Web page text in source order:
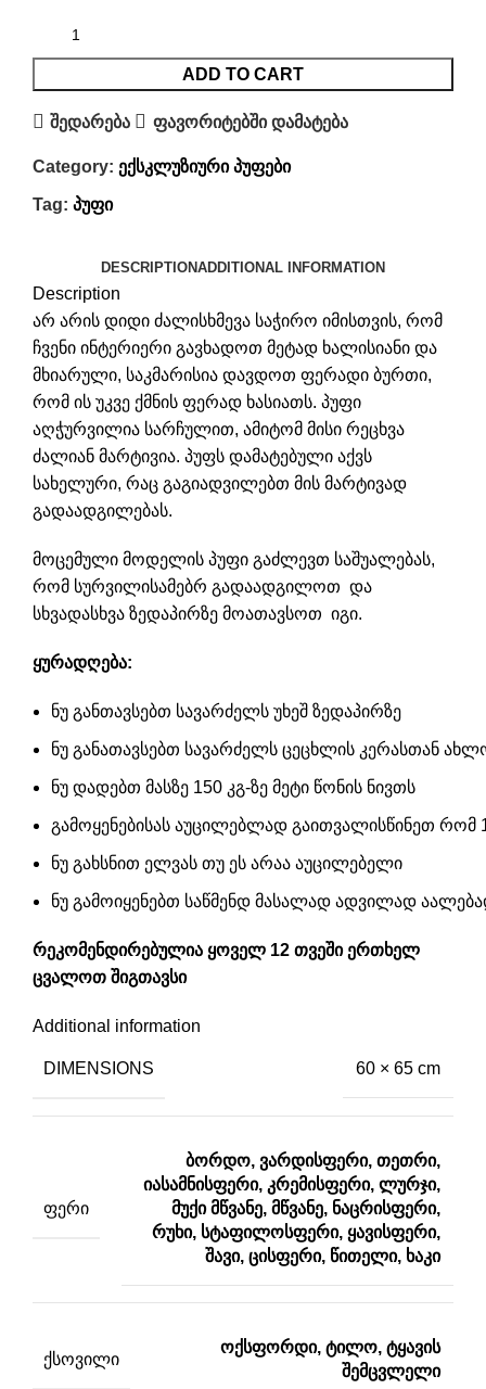
ADD TO CART
შედარება ფავორიტებში დამატება
Category: ექსკლუზიური პუფები
Tag: პუფი
DESCRIPTIONADDITIONAL INFORMATION
Description
არ არის დიდი ძალისხმევა საჭირო იმისთვის, რომ
ჩვენი ინტერიერი გავხადოთ მეტად ხალისიანი და
მხიარული, საკმარისია დავდოთ ფერადი ბურთი,
რომ ის უკვე ქმნის ფერად ხასიათს. პუფი
აღჭურვილია სარჩულით, ამიტომ მისი რეცხვა
ძალიან მარტივია. პუფს დამატებული აქვს
სახელური, რაც გაგიადვილებთ მის მარტივად
გადაადგილებას.
მოცემული მოდელის პუფი გაძლევთ საშუალებას,
რომ სურვილისამებრ გადაადგილოთ და
სხვადასხვა ზედაპირზე მოათავსოთ იგი.
ყურადღება:
ნუ განთავსებთ სავარძელს უხეშ ზედაპირზე
ნუ განათავსებთ სავარძელს ცეცხლის კერასთან
ნუ დადებთ მასზე 150 კგ-ზე მეტი წონის ნივთს
გამოყენებისას აუცილებლად გაითვალისწინეთ რომ
ნუ გახსნით ელვას თუ ეს არაა აუცილებელი
ნუ გამოიყენებთ საწმენდ მასალად ადვილად
რეკომენდირებულია ყოველ 12 თვეში ერთხელ
ცვალოთ შიგთავსი
Additional information
DIMENSIONS 60 × 65 cm
ᲤᲔᲠᲘ
ბორდო, ვარდისფერი, თეთრი,
იასამნისფერი, კრემისფერი, ლურჯი,
მუქი მწვანე, მწვანე, ნაცრისფერი,
რუხი, სტაფილოსფერი, ყავისფერი,
შავი, ცისფერი, წითელი, ხაკი
ᲥᲡᲝᲕᲘᲚᲘ
ოქსფორდი, ტილო, ტყავის
შემცვლელი